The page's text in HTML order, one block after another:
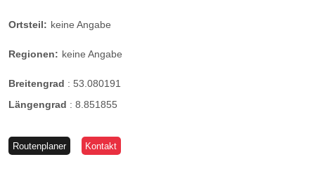
Ortsteil: keine Angabe
Regionen: keine Angabe
Breitengrad : 53.080191
Längengrad : 8.851855
Routenplaner Kontakt